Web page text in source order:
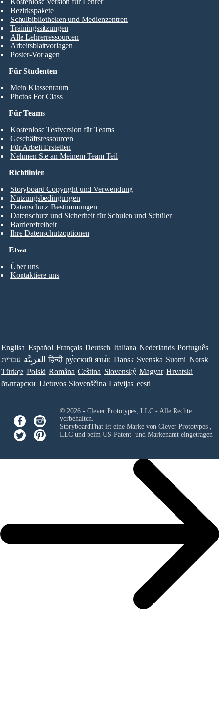
Für Studenten
Mein Klassenraum
Photos For Class
Kostenlose Version für Lehrer
Bezirkspakete
Schulbibliotheken und Medienzentren
Trainingssitzungen
Alle Lehrerressourcen
Arbeitsblattvorlagen
Poster-Vorlagen
Für Teams
Kostenlose Testversion für Teams
Geschäftsressourcen
Für Arbeit Erstellen
Nehmen Sie an Meinem Team Teil
Etwa
Über uns
Kontaktiere uns
Richtlinien
Storyboard Copyright und Verwendung
Nutzungsbedingungen
Datenschutz-Bestimmungen
Datenschutz und Sicherheit für Schulen und Schüler
Barrierefreiheit
Ihre Datenschutzoptionen
English Español Français Deutsch Italiana Nederlands Português
עברית العَرَبِيَّة हिन्दी ру́сский язы́к Dansk Svenska Suomi Norsk
Türkçe Polski Româna Ceština Slovenský Magyar Hrvatski
български Lietuvos Slovenščina Latvijas eesti
© 2026 - Clever Prototypes, LLC - Alle Rechte
vorbehalten.
StoryboardThat ist eine Marke von Clever Prototypes ,
LLCund beim US-Patent- und Markenamt eingetragen